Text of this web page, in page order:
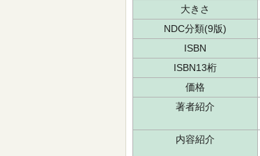
大きさ
NDC分類(9版)
ISBN
ISBN13桁
価格
著者紹介
内容紹介